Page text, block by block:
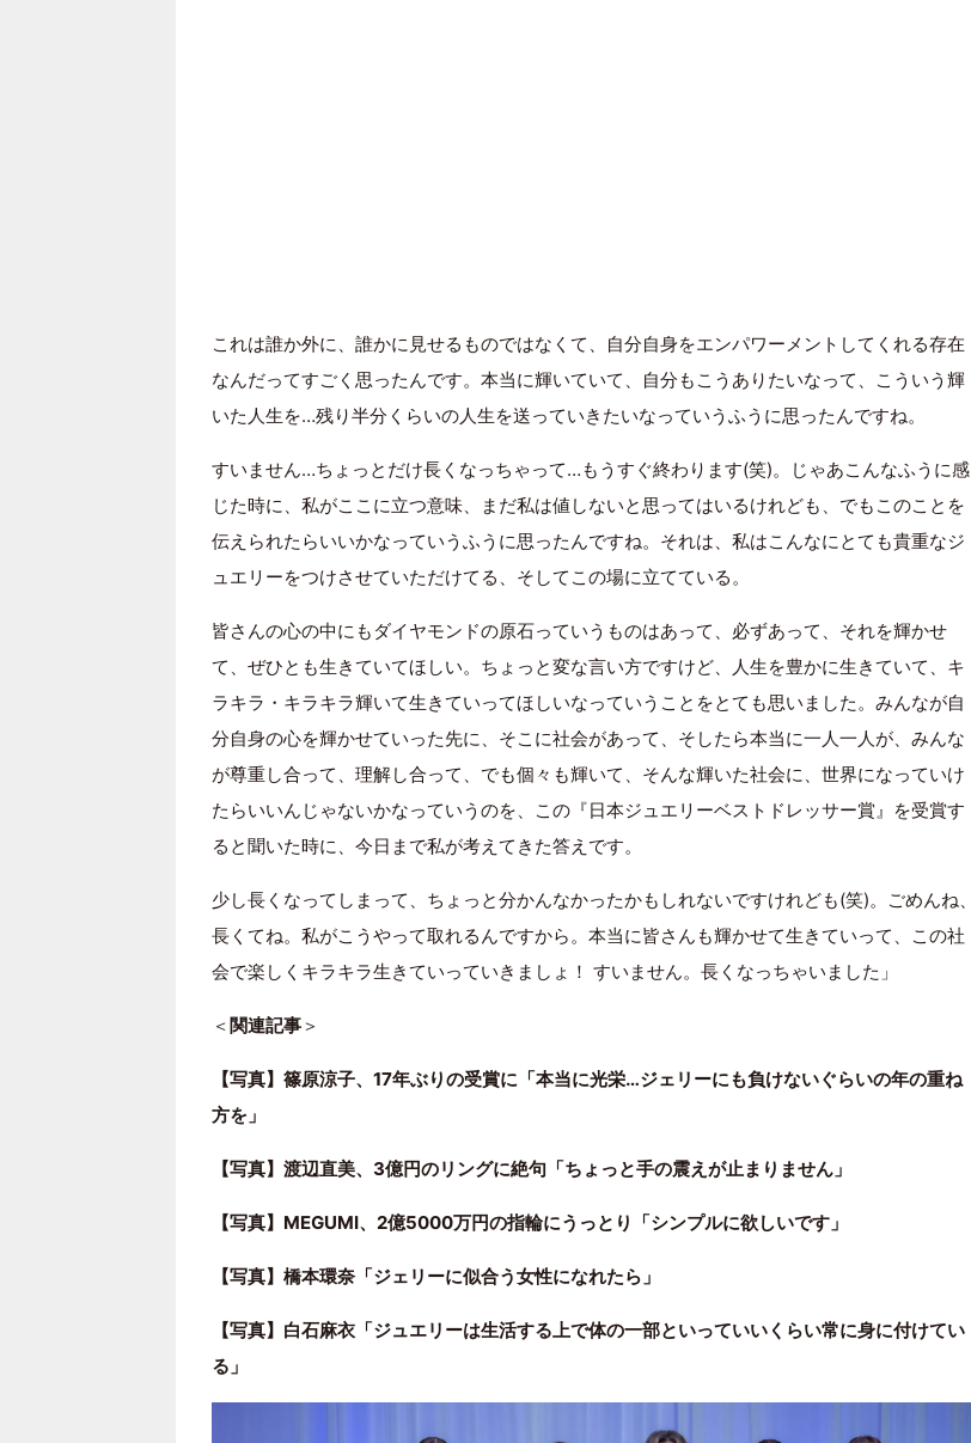
これは誰か外に、誰かに見せるものではなくて、自分自身をエンパワーメントしてくれる存在
なんだってすごく思ったんです。本当に輝いていて、自分もこうありたいなって、こういう輝
いた人生を…残り半分くらいの人生を送っていきたいなっていうふうに思ったんですね。
すいません…ちょっとだけ長くなっちゃって…もうすぐ終わります(笑)。じゃあこんなふうに感
じた時に、私がここに立つ意味、まだ私は値しないと思ってはいるけれども、でもこのことを
伝えられたらいいかなっていうふうに思ったんですね。それは、私はこんなにとても貴重なジ
ュエリーをつけさせていただけてる、そしてこの場に立てている。
皆さんの心の中にもダイヤモンドの原石っていうものはあって、必ずあって、それを輝かせ
て、ぜひとも生きていてほしい。ちょっと変な言い方ですけど、人生を豊かに生きていて、キ
ラキラ・キラキラ輝いて生きていってほしいなっていうことをとても思いました。みんなが自
分自身の心を輝かせていった先に、そこに社会があって、そしたら本当に一人一人が、みんな
が尊重し合って、理解し合って、でも個々も輝いて、そんな輝いた社会に、世界になっていけ
たらいいんじゃないかなっていうのを、この『日本ジュエリーベストドレッサー賞』を受賞す
ると聞いた時に、今日まで私が考えてきた答えです。
少し長くなってしまって、ちょっと分かんなかったかもしれないですけれども(笑)。ごめんね、
長くてね。私がこうやって取れるんですから。本当に皆さんも輝かせて生きていって、この社
会で楽しくキラキラ生きていっていきましょ！ すいません。長くなっちゃいました」
＜関連記事＞
【写真】篠原涼子、17年ぶりの受賞に「本当に光栄…ジェリーにも負けないぐらいの年の重ね
方を」
【写真】渡辺直美、3億円のリングに絶句「ちょっと手の震えが止まりません」
【写真】MEGUMI、2億5000万円の指輪にうっとり「シンプルに欲しいです」
【写真】橋本環奈「ジェリーに似合う女性になれたら」
【写真】白石麻衣「ジュエリーは生活する上で体の一部といっていいくらい常に身に付けてい
る」